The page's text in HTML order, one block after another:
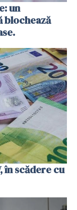
blochează
în scădere cu